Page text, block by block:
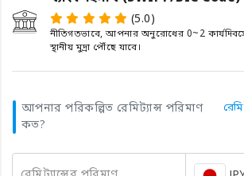
(5.0)
নীতিগতভাবে, আপনার অনুরোধের 0~2
স্থানীয় মুদ্রা পৌঁছে যাবে।
আপনার পরিকল্পিত রেমিট্যান্স পরিমাণ
কত?